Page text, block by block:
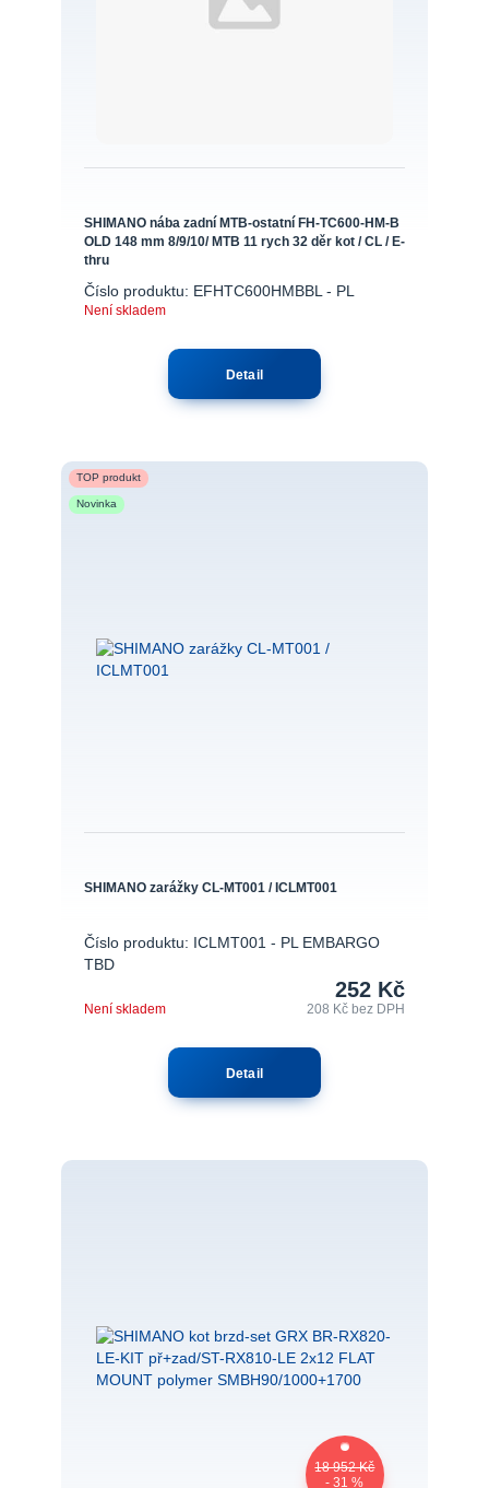
SHIMANO nába zadní MTB-ostatní FH-TC600-HM-B
OLD 148 mm 8/9/10/ MTB 11 rych 32 děr kot / CL / E-
thru
Číslo produktu: EFHTC600HMBBL - PL
Není skladem
Detail
TOP produkt
Novinka
SHIMANO zarážky CL-MT001 / ICLMT001
Číslo produktu: ICLMT001 - PL EMBARGO
TBD
252 Kč
208 Kč bez DPH
Není skladem
Detail
18 952 Kč
- 31 %